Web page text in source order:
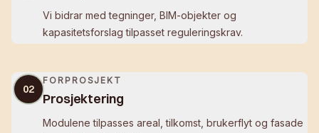
Vi bidrar med tegninger, BIM-objekter og
kapasitetsforslag tilpasset reguleringskrav.
02
FORPROSJEKT
Prosjektering
Modulene tilpasses areal, tilkomst, brukerflyt og fasade